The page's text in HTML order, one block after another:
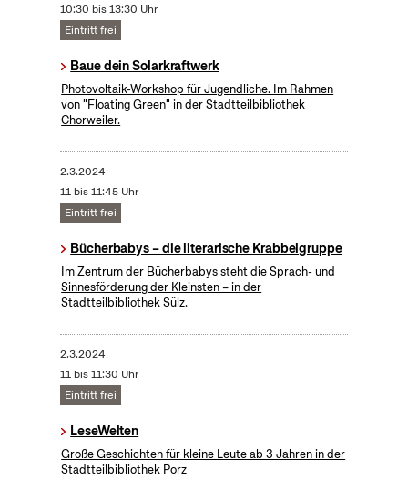
10:30 bis 13:30 Uhr
Eintritt frei
Baue dein Solarkraftwerk
​Photovoltaik-Workshop für Jugendliche. Im Rahmen
von "Floating Green" in der Stadtteilbibliothek
Chorweiler.
2.3.2024
11 bis 11:45 Uhr
Eintritt frei
Bücherbabys – die literarische Krabbelgruppe
Im Zentrum der Bücherbabys steht die Sprach- und
Sinnesförderung der Kleinsten – in der
Stadtteilbibliothek Sülz.
2.3.2024
11 bis 11:30 Uhr
Eintritt frei
LeseWelten
Große Geschichten für kleine Leute ab 3 Jahren in der
Stadtteilbibliothek Porz